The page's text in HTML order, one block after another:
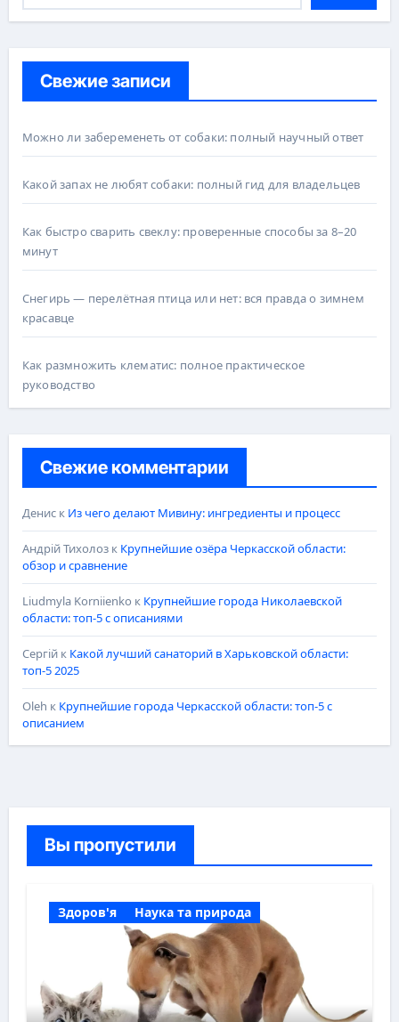
Свежие записи
Можно ли забеременеть от собаки: полный научный ответ
Какой запах не любят собаки: полный гид для владельцев
Как быстро сварить свеклу: проверенные способы за 8–20
минут
Снегирь — перелётная птица или нет: вся правда о зимнем
красавце
Как размножить клематис: полное практическое
руководство
Свежие комментарии
Дениск Из чего делают Мивину: ингредиенты и процесс
Андрій Тихолозк Крупнейшие озёра Черкасской области:
обзор и сравнение
Liudmyla Korniienko к Крупнейшие города Николаевской
области: топ-5 с описаниями
Сергійк Какой лучший санаторий в Харьковской области:
топ-5 2025
Oleh к Крупнейшие города Черкасской области: топ-5 с
описанием
Вы пропустили
Здоров'я Наука та природа